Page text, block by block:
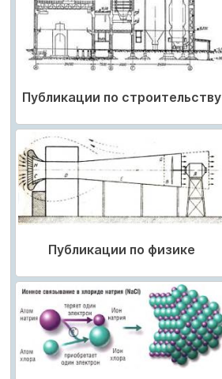
Публикации по строительству
Публикации по физике